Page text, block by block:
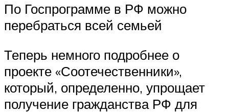
По Госпрограмме в РФ можно
перебраться всей семьей
Теперь немного подробнее о
проекте «Соотечественники»,
который, определенно, упрощает
получение гражданства РФ для